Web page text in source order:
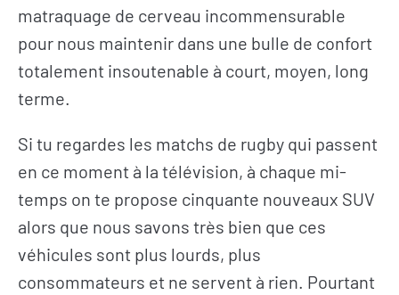
matraquage de cerveau incommensurable
pour nous maintenir dans une bulle de confort
totalement insoutenable à court, moyen, long
terme.
Si tu regardes les matchs de rugby qui passent
en ce moment à la télévision, à chaque mi-
temps on te propose cinquante nouveaux SUV
alors que nous savons très bien que ces
véhicules sont plus lourds, plus
consommateurs et ne servent à rien. Pourtant